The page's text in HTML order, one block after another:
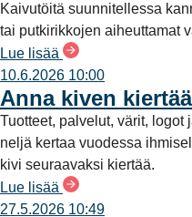
Kaivutöitä suunnitellessa
tai putkirikkojen aiheuttamat
Lue lisää
10.6.2026 10:00
Anna kiven
Tuotteet, palvelut, värit, logot
neljä kertaa vuodessa
kivi seuraavaksi kiertää.
Lue lisää
27.5.2026 10:49